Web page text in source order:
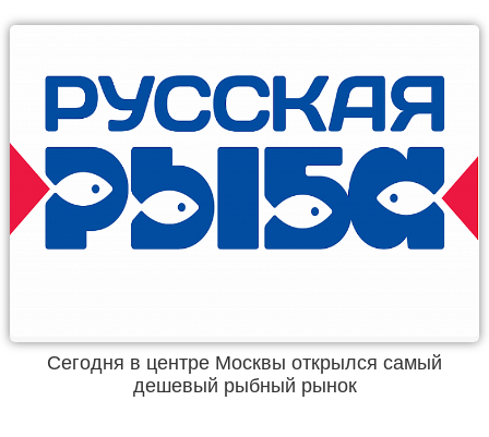
Сегодня в центре Москвы открылся самый
дешевый рыбный рынок